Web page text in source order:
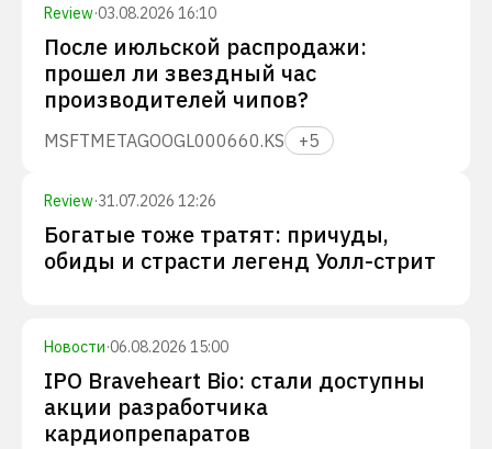
Review·03.08.2026 16:10
После июльской распродажи:
прошел ли звездный час
производителей чипов?
MSFTMETAGOOGL000660.KS +5
Review·31.07.2026 12:26
Богатые тоже тратят: причуды,
обиды и страсти легенд Уолл-стрит
Новости·06.08.2026 15:00
IPO Braveheart Bio: стали доступны
акции разработчика
кардиопрепаратов